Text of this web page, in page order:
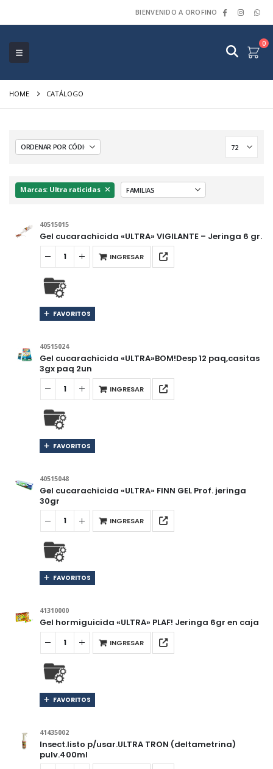
BIENVENIDO A OROFINO
0
HOME CATÁLOGO
Marcas: Ultra raticidas
40515015
Gel cucarachicida «ULTRA» VIGILANTE – Jeringa 6 gr.
INGRESAR
FAVORITOS
40515024
Gel cucarachicida «ULTRA»BOM!Desp 12 paq,casitas
3gx paq 2un
INGRESAR
FAVORITOS
40515048
Gel cucarachicida «ULTRA» FINN GEL Prof. jeringa
30gr
INGRESAR
FAVORITOS
41310000
Gel hormiguicida «ULTRA» PLAF! Jeringa 6gr en caja
INGRESAR
FAVORITOS
41435002
Insect.listo p/usar.ULTRA TRON (deltametrina)
pulv.400ml